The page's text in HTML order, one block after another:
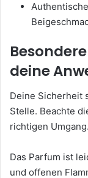
deine
Deine Sicherheit
Stelle. Beachte
richtigen Umgang.
Das Parfum ist
und offenen